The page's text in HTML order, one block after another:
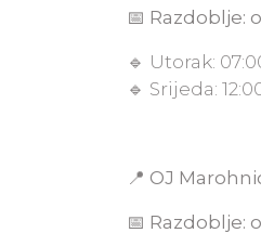
📅 Razdoblje:
🔹 Utorak:
🔹 Srijeda:
📍 OJ
📅 Razdoblje: